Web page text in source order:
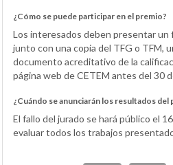
¿Cómo se puede participar en el premio?
Los interesados deben presentar un
junto con una copia del TFG o TFM,
documento acreditativo de la
página web de CETEM antes del 30
¿Cuándo se anunciarán los resultados del
El fallo del jurado se hará público el
evaluar todos los trabajos